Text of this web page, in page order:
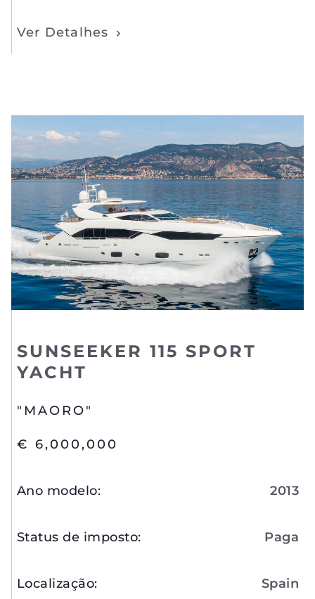
Ver Detalhes
SUNSEEKER 115 SPORT
YACHT
"MAORO"
€ 6,000,000
Ano modelo: 2013
Status de imposto: Paga
Localização: Spain